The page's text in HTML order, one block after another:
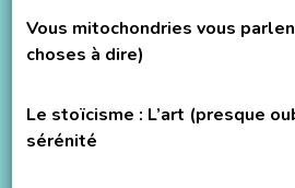
Vous mitochondries vous
choses à dire)
Le stoïcisme : L’art (presque
sérénité